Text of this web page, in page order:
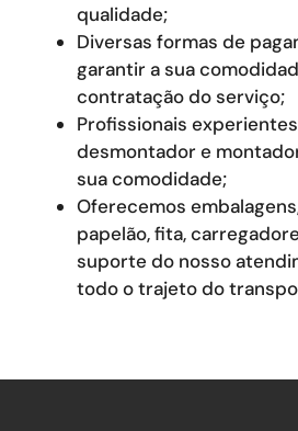
qualidade;
Diversas formas de
garantir a sua
contratação do serviço;
Profissionais
desmontador e
sua comodidade;
Oferecemos
papelão, fita,
suporte do nosso
todo o trajeto do